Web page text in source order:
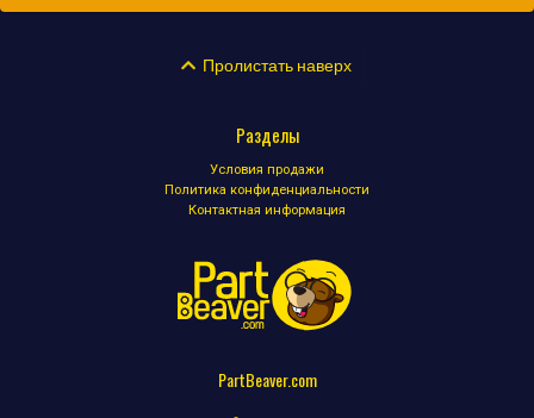
Пролистать наверх
Разделы
Условия продажи
Политика конфиденциальности
Контактная информация
PartBeaver.com